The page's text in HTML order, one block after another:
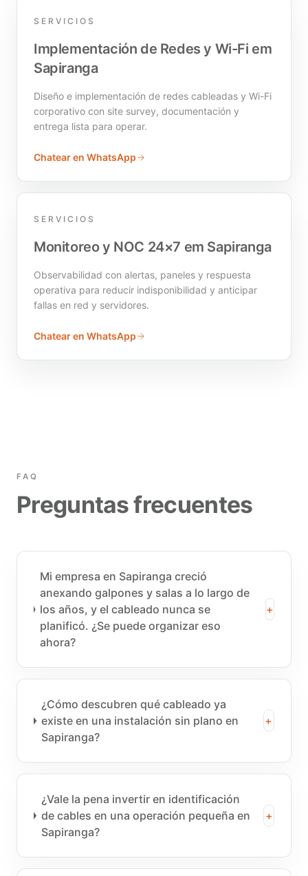
SERVICIOS
Implementación de Redes y Wi-Fi em
Sapiranga
Diseño e implementación de redes cableadas y Wi-Fi
corporativo con site survey, documentación y
entrega lista para operar.
Chatear en WhatsApp
SERVICIOS
Monitoreo y NOC 24×7 em Sapiranga
Observabilidad con alertas, paneles y respuesta
operativa para reducir indisponibilidad y anticipar
fallas en red y servidores.
Chatear en WhatsApp
FAQ
Preguntas frecuentes
Mi empresa en Sapiranga creció
anexando galpones y salas a lo largo de
los años, y el cableado nunca se
planificó. ¿Se puede organizar eso
ahora?
+
¿Cómo descubren qué cableado ya
existe en una instalación sin plano en
Sapiranga?
+
¿Vale la pena invertir en identificación
de cables en una operación pequeña en
Sapiranga?
+